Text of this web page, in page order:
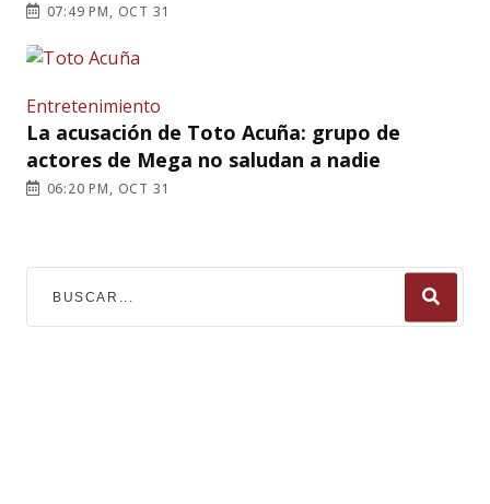
07:49 PM, OCT 31
Entretenimiento
La acusación de Toto Acuña: grupo de
actores de Mega no saludan a nadie
06:20 PM, OCT 31